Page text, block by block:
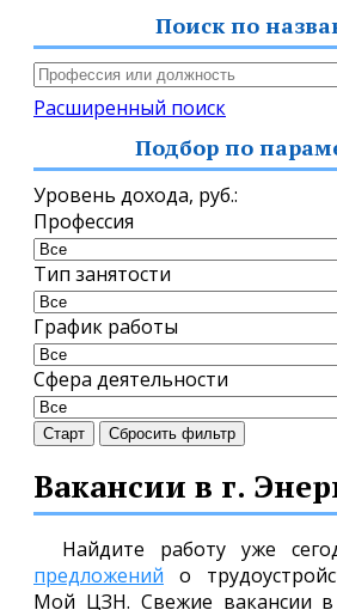
Поиск по
Расширенный поиск
Подбор по
Уровень дохода, руб.:
Профессия
Тип занятости
График работы
Сфера деятельности
Старт Сбросить фильтр
Вакансии в г.
Найдите работу уже
предложений о
Мой ЦЗН. Свежие вакансии в